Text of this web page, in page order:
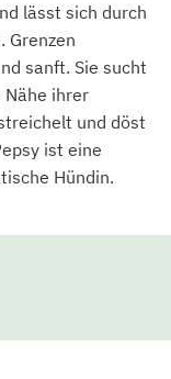
lässt sich durch
Grenzen
sanft. Sie sucht
ihrer
und döst
ist eine
Hündin.